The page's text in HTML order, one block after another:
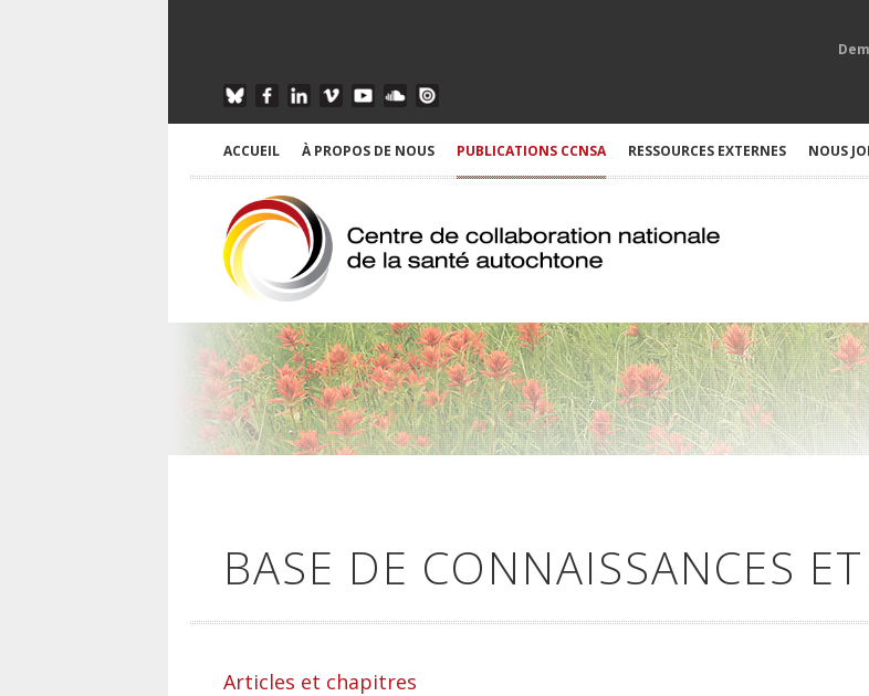
ACCUEIL À PROPOS DE NOUS PUBLICATIONS CCNSA RESSOURCES EXTERNES NOUS
BASE DE CONNAISSANCES ET
Articles et chapitres